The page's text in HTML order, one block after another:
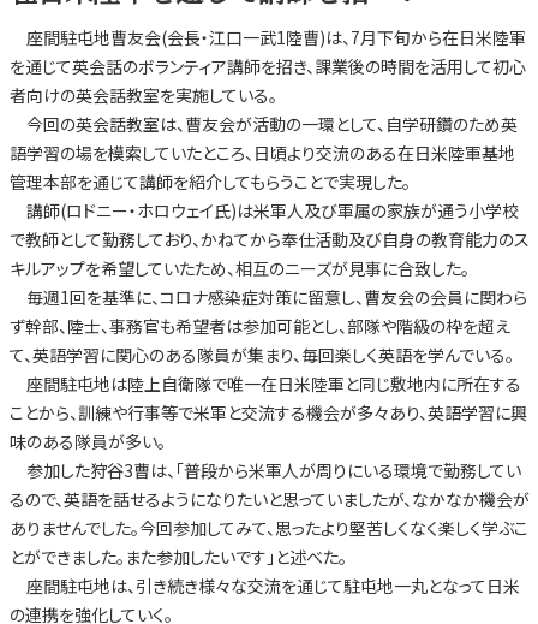
座間駐屯地曹友会(会長・江口一武1陸曹)は、7月下旬から在日米陸軍
を通じて英会話のボランティア講師を招き、課業後の時間を活用して初心
者向けの英会話教室を実施している。
今回の英会話教室は、曹友会が活動の一環として、自学研鑽のため英
語学習の場を模索していたところ、日頃より交流のある在日米陸軍基地
管理本部を通じて講師を紹介してもらうことで実現した。
講師(ロドニー・ホロウェイ氏)は米軍人及び軍属の家族が通う小学校
で教師として勤務しており、かねてから奉仕活動及び自身の教育能力のス
キルアップを希望していたため、相互のニーズが見事に合致した。
毎週1回を基準に、コロナ感染症対策に留意し、曹友会の会員に関わら
ず幹部、陸士、事務官も希望者は参加可能とし、部隊や階級の枠を超え
て、英語学習に関心のある隊員が集まり、毎回楽しく英語を学んでいる。
座間駐屯地は陸上自衛隊で唯一在日米陸軍と同じ敷地内に所在する
ことから、訓練や行事等で米軍と交流する機会が多々あり、英語学習に興
味のある隊員が多い。
参加した狩谷3曹は、「普段から米軍人が周りにいる環境で勤務してい
るので、英語を話せるようになりたいと思っていましたが、なかなか機会が
ありませんでした。今回参加してみて、思ったより堅苦しくなく楽しく学ぶこ
とができました。また参加したいです」と述べた。
座間駐屯地は、引き続き様々な交流を通じて駐屯地一丸となって日米
の連携を強化していく。